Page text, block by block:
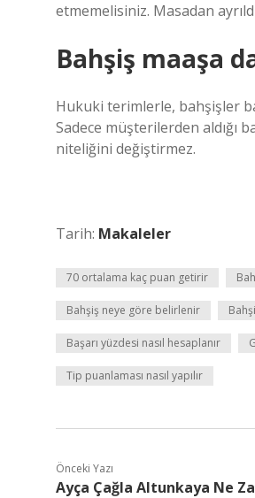
etmemelisiniz. Masadan
Bahşiş maaşa
Hukuki terimlerle, bahşişler
Sadece müşterilerden aldığı
niteliğini değiştirmez.
Tarih: Makaleler
70 ortalama kaç puan getirir
Bahşiş neye göre belirlenir
Başarı yüzdesi nasıl hesaplanır
Tip puanlaması nasıl yapılır
Önceki Yazı
Ayça Çağla Altunkaya Ne